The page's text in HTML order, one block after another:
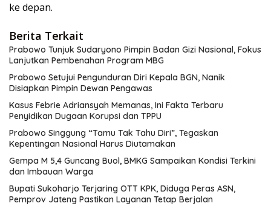
ke depan.
Berita Terkait
Prabowo Tunjuk Sudaryono Pimpin Badan Gizi Nasional, Fokus
Lanjutkan Pembenahan Program MBG
Prabowo Setujui Pengunduran Diri Kepala BGN, Nanik
Disiapkan Pimpin Dewan Pengawas
Kasus Febrie Adriansyah Memanas, Ini Fakta Terbaru
Penyidikan Dugaan Korupsi dan TPPU
Prabowo Singgung “Tamu Tak Tahu Diri”, Tegaskan
Kepentingan Nasional Harus Diutamakan
Gempa M 5,4 Guncang Buol, BMKG Sampaikan Kondisi Terkini
dan Imbauan Warga
Bupati Sukoharjo Terjaring OTT KPK, Diduga Peras ASN,
Pemprov Jateng Pastikan Layanan Tetap Berjalan